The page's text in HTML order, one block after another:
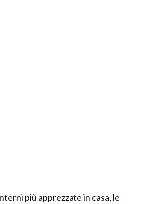
più apprezzate in casa, le